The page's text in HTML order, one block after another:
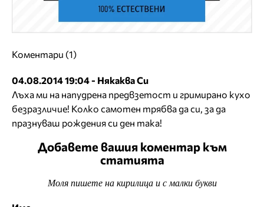
Коментари (1)
04.08.2014 19:04 - Някаква Си
Лъха ми на напудрена предвзетост и гримирано кухо
безразличие! Колко самотен трябва да си, за да
празнуваш рождения си ден така!
Добавете вашия коментар към
статията
Моля пишете на кирилица и с малки букви